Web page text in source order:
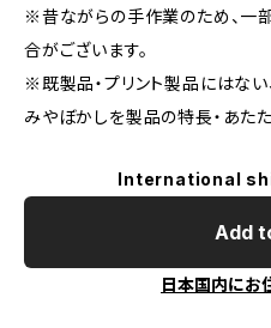
※昔ながらの手作業のため、一
合がございます。
※既製品・プリント製品にはな
みやぼかしを製品の特長・あた
International
Add
日本国内にお